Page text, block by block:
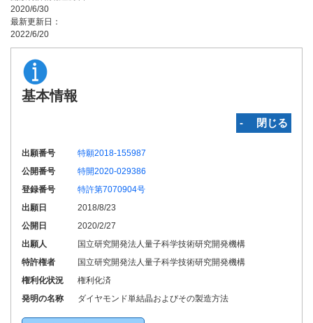
2020/6/30
最新更新日：
2022/6/20
基本情報
‐ 閉じる
出願番号
特願2018-155987
公開番号
特開2020-029386
登録番号
特許第7070904号
出願日
2018/8/23
公開日
2020/2/27
出願人
国立研究開発法人量子科学技術研究開発機構
特許権者
国立研究開発法人量子科学技術研究開発機構
権利化状況
権利化済
発明の名称
ダイヤモンド単結晶およびその製造方法